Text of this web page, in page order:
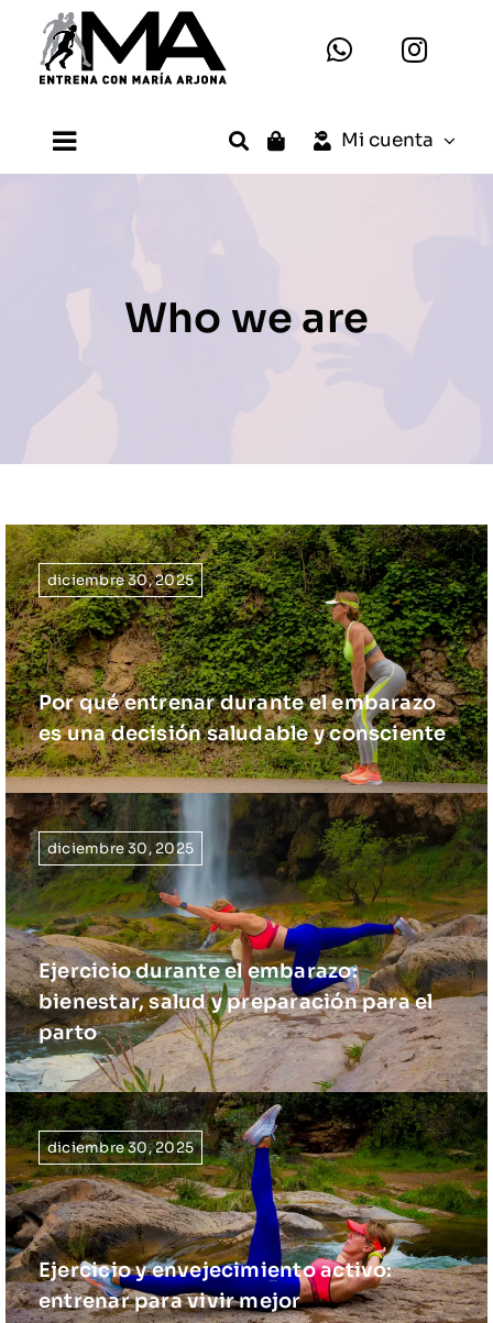
contenido
Toggle
Testimonios
Solicitar consulta
Mi cuenta
Who we are
diciembre 30, 2025
Por qué entrenar durante el embarazo
es una decisión saludable y consciente
diciembre 30, 2025
Ejercicio durante el embarazo:
bienestar, salud y preparación para el
parto
diciembre 30, 2025
Ejercicio y envejecimiento activo:
entrenar para vivir mejor